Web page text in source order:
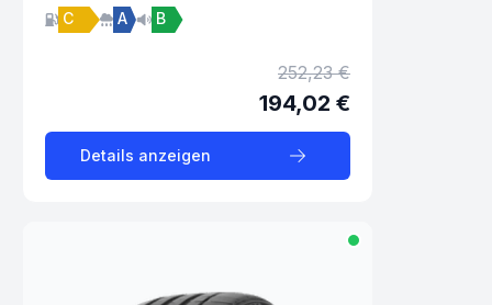
C A B
252,23 €
194,02 €
Details anzeigen